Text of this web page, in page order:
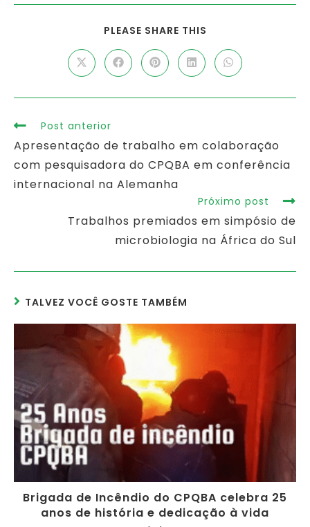
PLEASE SHARE THIS
Post anterior
Apresentação de trabalho em colaboração
com pesquisadora do CPQBA em conferência
internacional na Alemanha
Próximo post
Trabalhos premiados em simpósio de
microbiologia na África do Sul
TALVEZ VOCÊ GOSTE TAMBÉM
Brigada de Incêndio do CPQBA celebra 25
anos de história e dedicação à vida